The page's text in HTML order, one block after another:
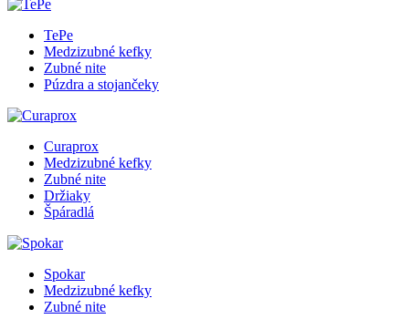
TePe
Medzizubné kefky
Zubné nite
Púzdra a stojančeky
Curaprox
Medzizubné kefky
Zubné nite
Držiaky
Špáradlá
Spokar
Medzizubné kefky
Zubné nite